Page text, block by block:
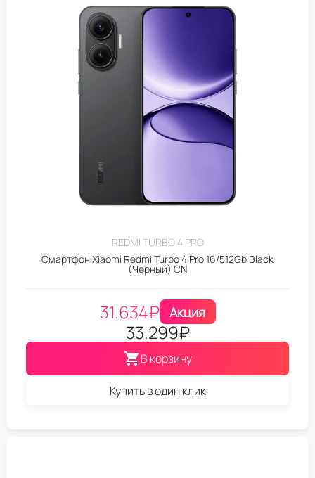
REDMI TURBO 4 PRO
Смартфон Xiaomi Redmi Turbo 4 Pro 16/512Gb Black
(Черный) CN
31.634₽ Акция
33.299₽
В корзину
Купить в один клик